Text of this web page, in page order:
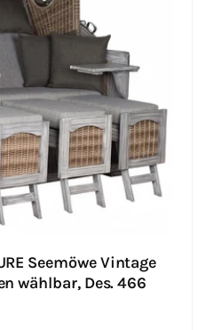
Seemöwe Vintage
wählbar, Des. 466